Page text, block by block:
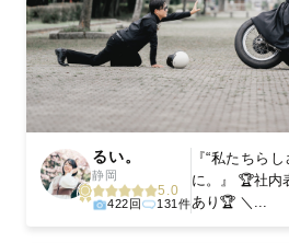
出会えます。まずは、ラブグラフの撮
るい。
静岡
5.0
422回 131件
『“私たちら
に。』 🏆社内
あり🏆 ＼...